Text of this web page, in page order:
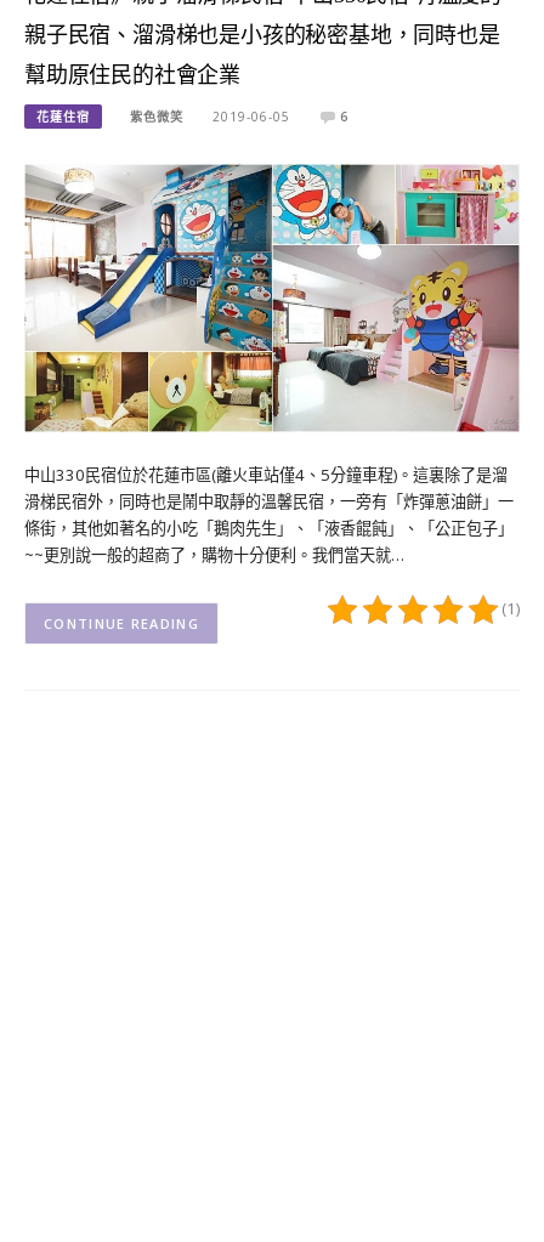
親子民宿、溜滑梯也是小孩的秘密基地，同時也是
幫助原住民的社會企業
花蓮住宿 紫色微笑 2019-06-05 6
中山330民宿位於花蓮市區(離火車站僅4、5分鐘車程)。這裏除了是溜
滑梯民宿外，同時也是鬧中取靜的溫馨民宿，一旁有「炸彈蔥油餅」一
條街，其他如著名的小吃「鵝肉先生」、「液香餛飩」、「公正包子」
~~更別說一般的超商了，購物十分便利。我們當天就…
(1)
CONTINUE READING